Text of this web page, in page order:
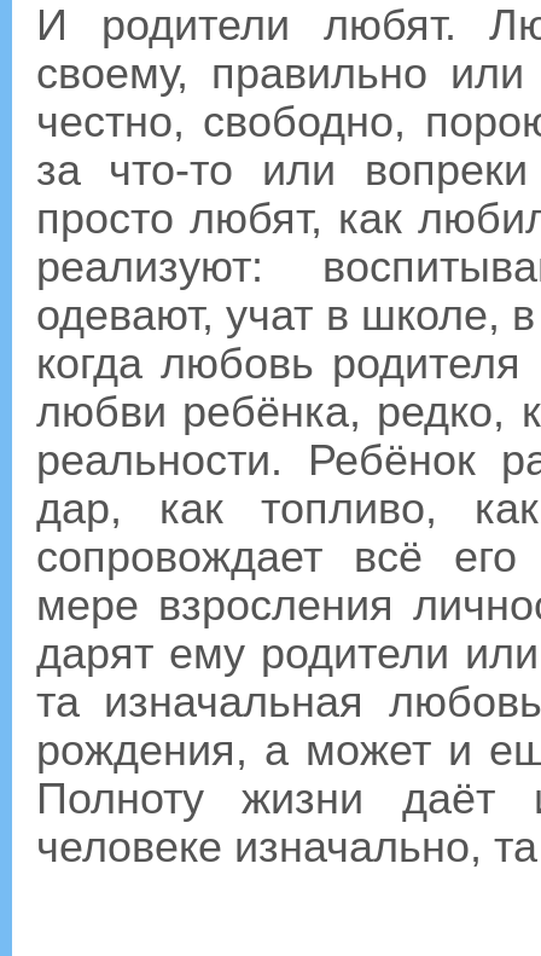
И родители любят.
своему, правильно
честно, свободно,
за что-то или
просто любят, как
реализуют:
одевают, учат в школе,
когда любовь
любви ребёнка, редко,
реальности. Ребёнок
дар, как топливо,
сопровождает всё
мере взросления
дарят ему родители
та изначальная
рождения, а может и
Полноту жизни
человеке изначально,